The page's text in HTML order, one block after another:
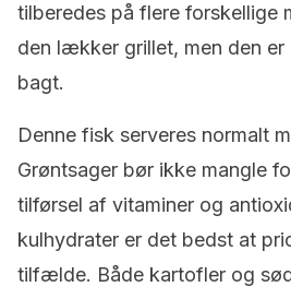
tilberedes på flere forskellige
den lækker grillet, men den
bagt.
Denne fisk serveres normalt
Grøntsager bør ikke mangle
tilførsel af vitaminer og
kulhydrater er det bedst at
tilfælde. Både kartofler og